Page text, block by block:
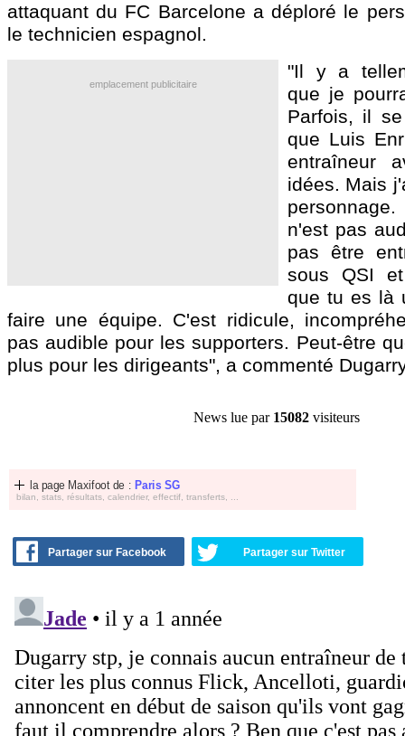
attaquant du FC Barcelone a déploré le
le technicien espagnol.
emplacement publicitaire
"Il y a
que je
Parfois, il
que Luis
entraîneur
idées. Mais
n'est pas
pas être
sous QSI
que tu es là
faire une équipe. C'est ridicule,
pas audible pour les supporters. Peut-être
plus pour les dirigeants", a commenté
News lue par 15082 visiteurs
la page Maxifoot de : Paris SG
bilan, stats, résultats, calendrier, effectif, transferts, ...
Partager sur Facebook Partager sur Twitter